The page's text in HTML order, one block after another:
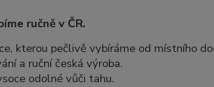
ručně v ČR.
kterou pečlivě vybíráme od místního
a ruční česká výroba.
odolné vůči tahu.